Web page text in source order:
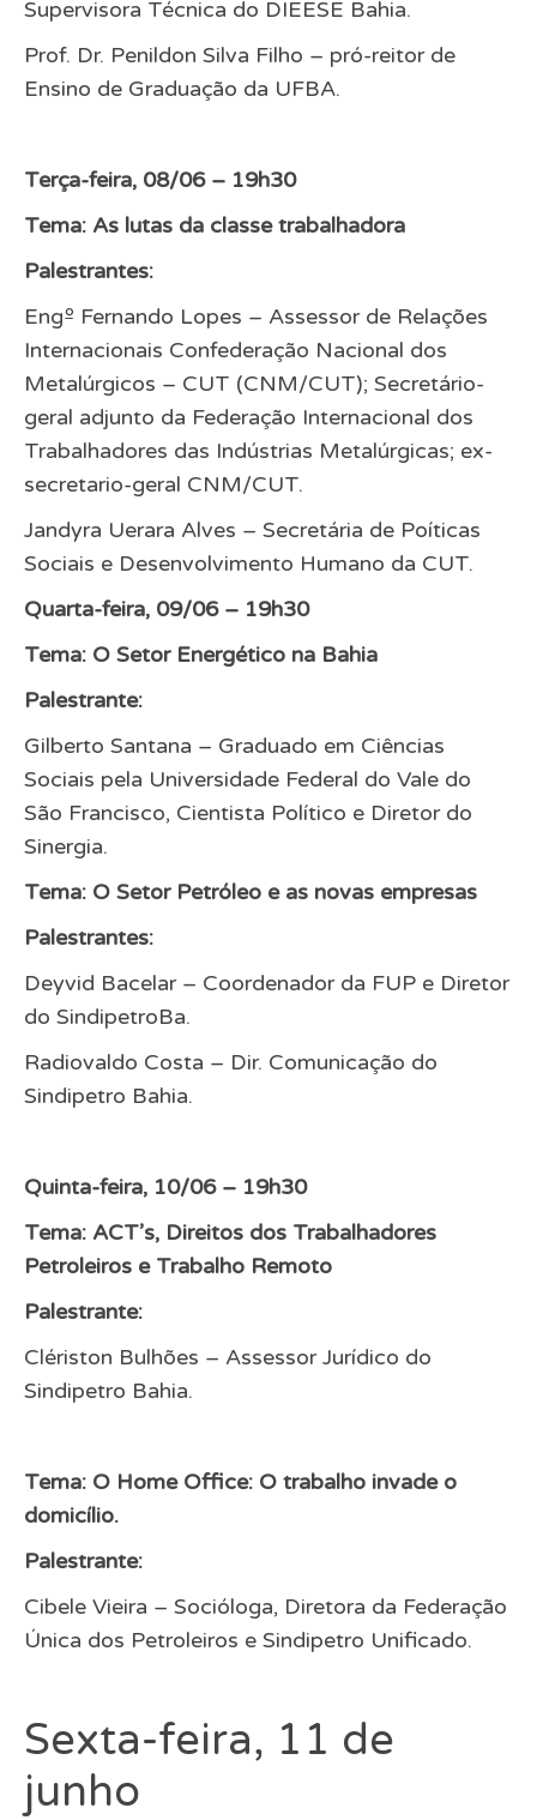
Supervisora Técnica do DIEESE Bahia.
Prof. Dr. Penildon Silva Filho – pró-reitor de
Ensino de Graduação da UFBA.
Terça-feira, 08/06 – 19h30
Tema: As lutas da classe trabalhadora
Palestrantes:
Engº Fernando Lopes – Assessor de Relações
Internacionais Confederação Nacional dos
Metalúrgicos – CUT (CNM/CUT); Secretário-
geral adjunto da Federação Internacional dos
Trabalhadores das Indústrias Metalúrgicas; ex-
secretario-geral CNM/CUT.
Jandyra Uerara Alves – Secretária de Poíticas
Sociais e Desenvolvimento Humano da CUT.
Quarta-feira, 09/06 – 19h30
Tema: O Setor Energético na Bahia
Palestrante:
Gilberto Santana – Graduado em Ciências
Sociais pela Universidade Federal do Vale do
São Francisco, Cientista Político e Diretor do
Sinergia.
Tema: O Setor Petróleo e as novas empresas
Palestrantes:
Deyvid Bacelar – Coordenador da FUP e Diretor
do SindipetroBa.
Radiovaldo Costa – Dir. Comunicação do
Sindipetro Bahia.
Quinta-feira, 10/06 – 19h30
Tema: ACT’s, Direitos dos Trabalhadores
Petroleiros e Trabalho Remoto
Palestrante:
Clériston Bulhões – Assessor Jurídico do
Sindipetro Bahia.
Tema: O Home Office: O trabalho invade o
domicílio.
Palestrante:
Cibele Vieira – Socióloga, Diretora da Federação
Única dos Petroleiros e Sindipetro Unificado.
Sexta-feira, 11 de
junho